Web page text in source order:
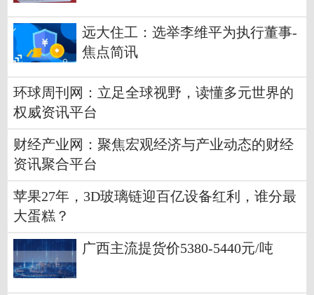
远大住工：选举李维平为执行董事-
焦点简讯
环球周刊网：立足全球视野，读懂多元世界的
权威资讯平台
财经产业网：聚焦宏观经济与产业动态的财经
资讯聚合平台
苹果27年，3D玻璃链迎百亿设备红利，谁分最
大蛋糕？
广西主流提货价5380-5440元/吨